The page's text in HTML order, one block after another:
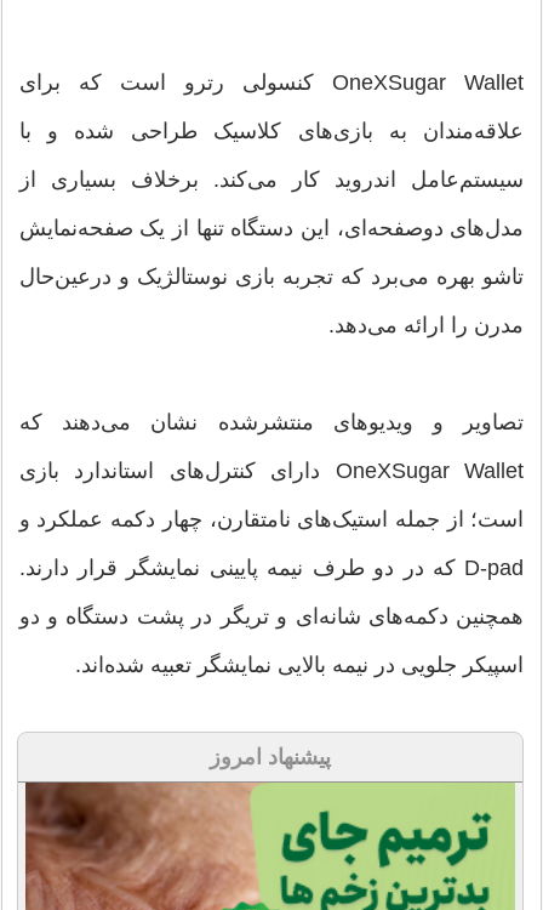
OneXSugar Wallet کنسولی رترو است که برای
علاقه‌مندان به بازی‌های کلاسیک طراحی شده و با
سیستم‌عامل اندروید کار می‌کند. برخلاف بسیاری از
مدل‌های دوصفحه‌ای، این دستگاه تنها از یک صفحه‌نمایش
تاشو بهره می‌برد که تجربه بازی نوستالژیک و درعین‌حال
مدرن را ارائه می‌دهد.
تصاویر و ویدیوهای منتشرشده نشان می‌دهند که
OneXSugar Wallet دارای کنترل‌های استاندارد بازی
است؛ از جمله استیک‌های نامتقارن، چهار دکمه عملکرد و
D-pad که در دو طرف نیمه پایینی نمایشگر قرار دارند.
همچنین دکمه‌های شانه‌ای و تریگر در پشت دستگاه و دو
اسپیکر جلویی در نیمه بالایی نمایشگر تعبیه شده‌اند.
پیشنهاد امروز